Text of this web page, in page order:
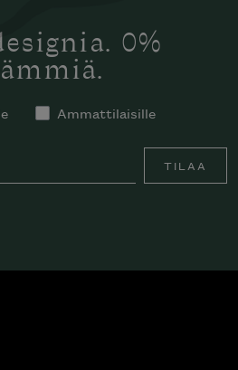
0%
Ammattilaisille
TILAA